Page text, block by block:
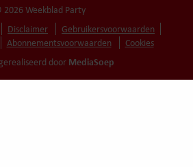
Weekblad Party
Disclaimer
Gebruikersvoorwaarden
Abonnementsvoorwaarden
Cookies
door MediaSoep